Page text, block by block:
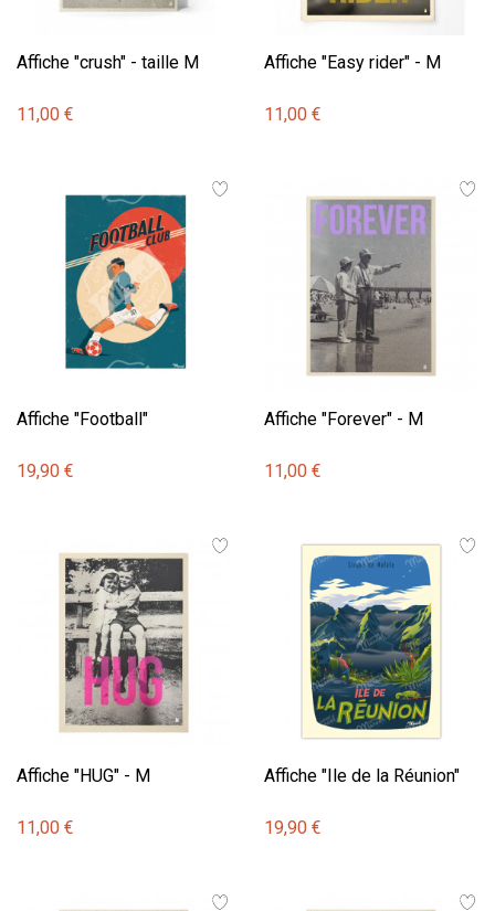
Affiche "crush" - taille M
11,00 €
Affiche "Easy rider" - M
11,00 €
Affiche "Football"
19,90 €
Affiche "Forever" - M
11,00 €
Affiche "HUG" - M
11,00 €
Affiche "Ile de la Réunion"
19,90 €